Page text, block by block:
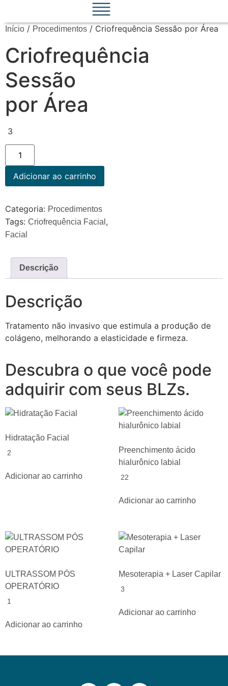
Início / Procedimentos / Criofrequência Sessão por Área
Criofrequência
Sessão
por Área
3
Adicionar ao carrinho
Categoria: Procedimentos
Tags: Criofrequência Facial ,
Facial
Descrição
Descrição
Tratamento não invasivo que estimula a produção de
colágeno, melhorando a elasticidade e firmeza.
Descubra o que você pode
adquirir com seus BLZs.
Hidratação Facial
2
Adicionar ao carrinho
Preenchimento ácido
hialurônico labial
22
Adicionar ao carrinho
ULTRASSOM PÓS
OPERATÓRIO
1
Adicionar ao carrinho
Mesoterapia + Laser Capilar
3
Adicionar ao carrinho